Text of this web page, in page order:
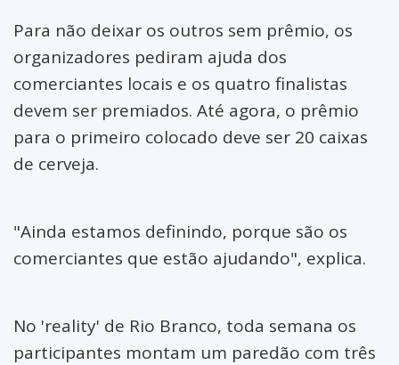
Para não deixar os outros sem prêmio, os
organizadores pediram ajuda dos
comerciantes locais e os quatro finalistas
devem ser premiados. Até agora, o prêmio
para o primeiro colocado deve ser 20 caixas
de cerveja.
"Ainda estamos definindo, porque são os
comerciantes que estão ajudando", explica.
No 'reality' de Rio Branco, toda semana os
participantes montam um paredão com três